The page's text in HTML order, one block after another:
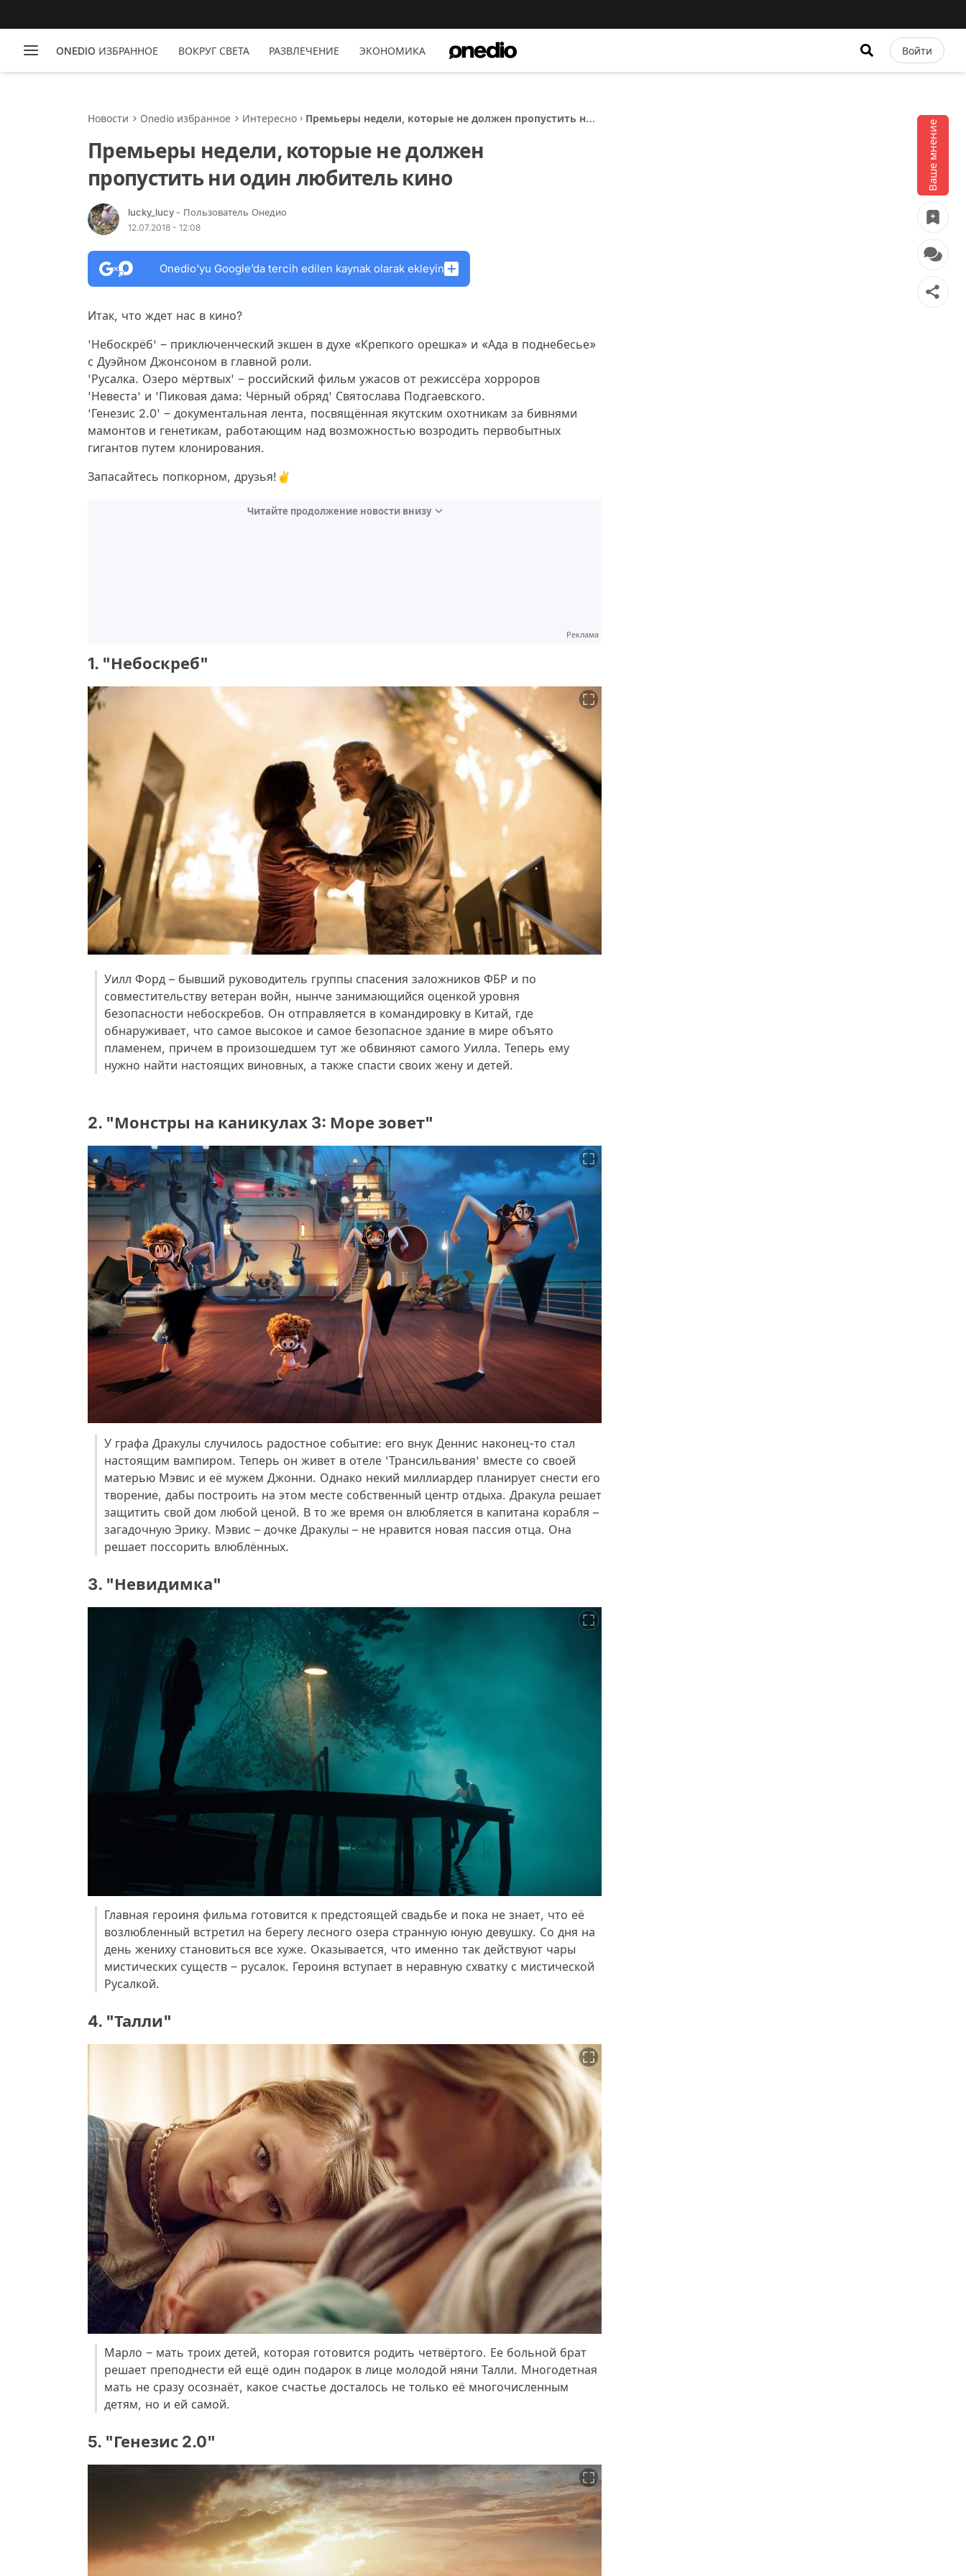
ONEDIO ИЗБРАННОЕ ВОКРУГ СВЕТА РАЗВЛЕЧЕНИЕ ЭКОНОМИКА Войти
Ваше мнение
Новости Onedio избранное Интересно
Премьеры недели, которые не должен пропустить ни
Премьеры недели, которые не должен
пропустить ни один любитель кино
lucky_lucy - Пользователь Онедио
12.07.2018 - 12:08
Onedio’yu Google’da tercih edilen kaynak olarak ekleyin
Итак, что ждет нас в кино?
'Небоскрёб' ‒ приключенческий экшен в духе «Крепкого орешка» и «Ада в поднебесье»
с Дуэйном Джонсоном в главной роли.
'Русалка. Озеро мёртвых' ‒ российский фильм ужасов от режиссёра хорроров
'Невеста' и 'Пиковая дама: Чёрный обряд' Святослава Подгаевского.
'Генезис 2.0' ‒ документальная лента, посвящённая якутским охотникам за бивнями
мамонтов и генетикам, работающим над возможностью возродить первобытных
гигантов путем клонирования.
Запасайтесь попкорном, друзья!✌
Читайте продолжение новости внизу
Реклама
1. "Небоскреб"
Уилл Форд – бывший руководитель группы спасения заложников ФБР и по
совместительству ветеран войн, нынче занимающийся оценкой уровня
безопасности небоскребов. Он отправляется в командировку в Китай, где
обнаруживает, что самое высокое и самое безопасное здание в мире объято
пламенем, причем в произошедшем тут же обвиняют самого Уилла. Теперь ему
нужно найти настоящих виновных, а также спасти своих жену и детей.
2. "Монстры на каникулах 3: Море зовет"
У графа Дракулы случилось радостное событие: его внук Деннис наконец-то стал
настоящим вампиром. Теперь он живет в отеле 'Трансильвания' вместе со своей
матерью Мэвис и её мужем Джонни. Однако некий миллиардер планирует снести его
творение, дабы построить на этом месте собственный центр отдыха. Дракула решает
защитить свой дом любой ценой. В то же время он влюбляется в капитана корабля –
загадочную Эрику. Мэвис – дочке Дракулы – не нравится новая пассия отца. Она
решает поссорить влюблённых.
3. "Невидимка"
Главная героиня фильма готовится к предстоящей свадьбе и пока не знает, что её
возлюбленный встретил на берегу лесного озера странную юную девушку. Со дня на
день жениху становиться все хуже. Оказывается, что именно так действуют чары
мистических существ ‒ русалок. Героиня вступает в неравную схватку с мистической
Русалкой.
4. "Талли"
Марло ‒ мать троих детей, которая готовится родить четвёртого. Ее больной брат
решает преподнести ей ещё один подарок в лице молодой няни Талли. Многодетная
мать не сразу осознаёт, какое счастье досталось не только её многочисленным
детям, но и ей самой.
5. "Генезис 2.0"